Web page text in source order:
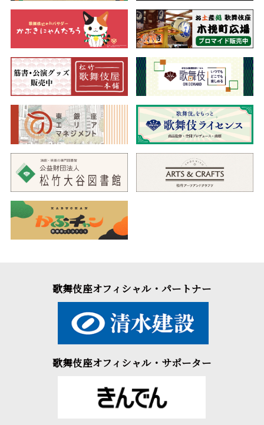
歌舞伎座オフィシャル・パートナー
歌舞伎座オフィシャル・サポーター